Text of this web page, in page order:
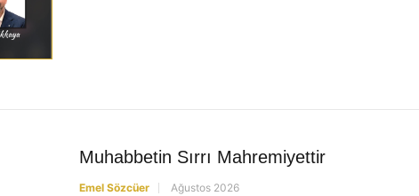
Muhabbetin Sırrı Mahremiyettir
Emel Sözcüer Ağustos 2026